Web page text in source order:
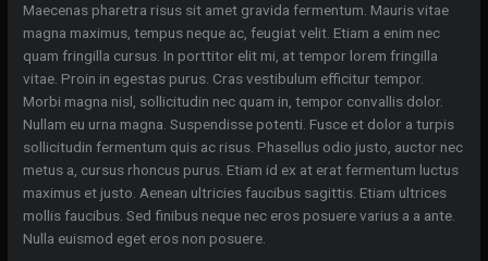
Maecenas pharetra risus sit amet gravida fermentum. Mauris vitae
magna maximus, tempus neque ac, feugiat velit. Etiam a enim nec
quam fringilla cursus. In porttitor elit mi, at tempor lorem fringilla
vitae. Proin in egestas purus. Cras vestibulum efficitur tempor.
Morbi magna nisl, sollicitudin nec quam in, tempor convallis dolor.
Nullam eu urna magna. Suspendisse potenti. Fusce et dolor a turpis
sollicitudin fermentum quis ac risus. Phasellus odio justo, auctor nec
metus a, cursus rhoncus purus. Etiam id ex at erat fermentum luctus
maximus et justo. Aenean ultricies faucibus sagittis. Etiam ultrices
mollis faucibus. Sed finibus neque nec eros posuere varius a a ante.
Nulla euismod eget eros non posuere.